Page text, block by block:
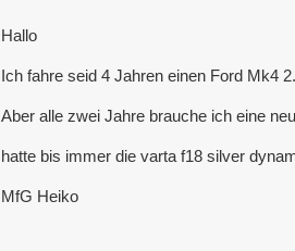
Hallo
Ich fahre seid 4 Jahren einen Ford Mk4
Aber alle zwei Jahre brauche ich eine
hatte bis immer die varta f18 silver
MfG Heiko